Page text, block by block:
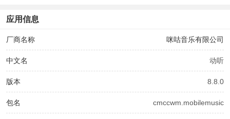
应用信息
厂商名称 咪咕音乐有限公司
中文名 动听
版本 8.8.0
包名 cmccwm.mobilemusic